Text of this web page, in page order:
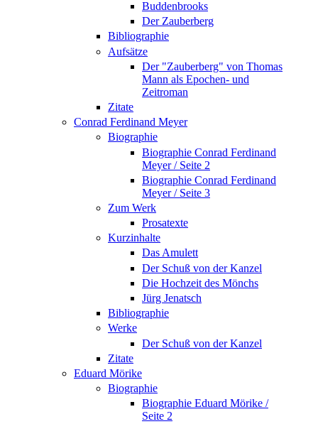
Buddenbrooks
Der Zauberberg
Bibliographie
Aufsätze
Der "Zauberberg" von Thomas
Mann als Epochen- und
Zeitroman
Zitate
Conrad Ferdinand Meyer
Biographie
Biographie Conrad Ferdinand
Meyer / Seite 2
Biographie Conrad Ferdinand
Meyer / Seite 3
Zum Werk
Prosatexte
Kurzinhalte
Das Amulett
Der Schuß von der Kanzel
Die Hochzeit des Mönchs
Jürg Jenatsch
Bibliographie
Werke
Der Schuß von der Kanzel
Zitate
Eduard Mörike
Biographie
Biographie Eduard Mörike /
Seite 2